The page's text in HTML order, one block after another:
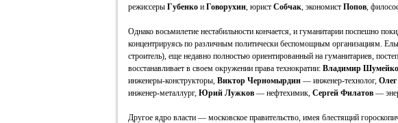
режиссеры Губенко и Говорухин, юрист Собчак, экономист Попов,
Однако восьмилетие нестабильности кончается, и гуманитарии поспешно
концентрируясь по различным политически беспомощным организациям.
строитель), еще недавно полностью ориентированный на гуманитариев,
восстанавливает в своем окружении права технократии: Владимир Шумейко
инженеры-конструкторы, Виктор Черномырдин — инженер-технолог,
инженер-металлург, Юрий Лужков — нефтехимик, Сергей Филатов —
Другое ядро власти — московское правительство, имея блестящий